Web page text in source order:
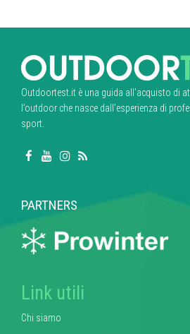
Outdoortest.it è una guida all’acquisto di
l’outdoor che nasce dall’esperienza di
sport.
PARTNERS
Link utili
Chi siamo